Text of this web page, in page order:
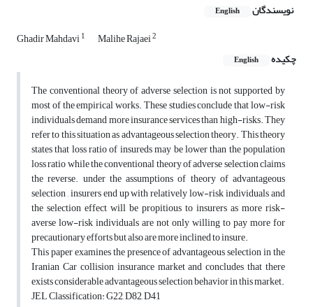
نویسندگان English
Ghadir Mahdavi1 Malihe Rajaei2
چکیده English
The conventional theory of adverse selection is not supported by
most of the empirical works. These studies conclude that low-risk
individuals demand more insurance services than high-risks. They
refer to this situation as advantageous selection theory. This theory
states that loss ratio of insureds may be lower than the population
loss ratio while the conventional theory of adverse selection claims
the reverse. under the assumptions of theory of advantageous
selection , insurers end up with relatively low-risk individuals and
the selection effect will be propitious to insurers as more risk-
averse low-risk individuals are not only willing to pay more for
precautionary efforts but also are more inclined to insure.
This paper examines the presence of advantageous selection in the
Iranian Car collision insurance market and concludes that there
exists considerable advantageous selection behavior in this market.
JEL Classification: G22, D82, D41